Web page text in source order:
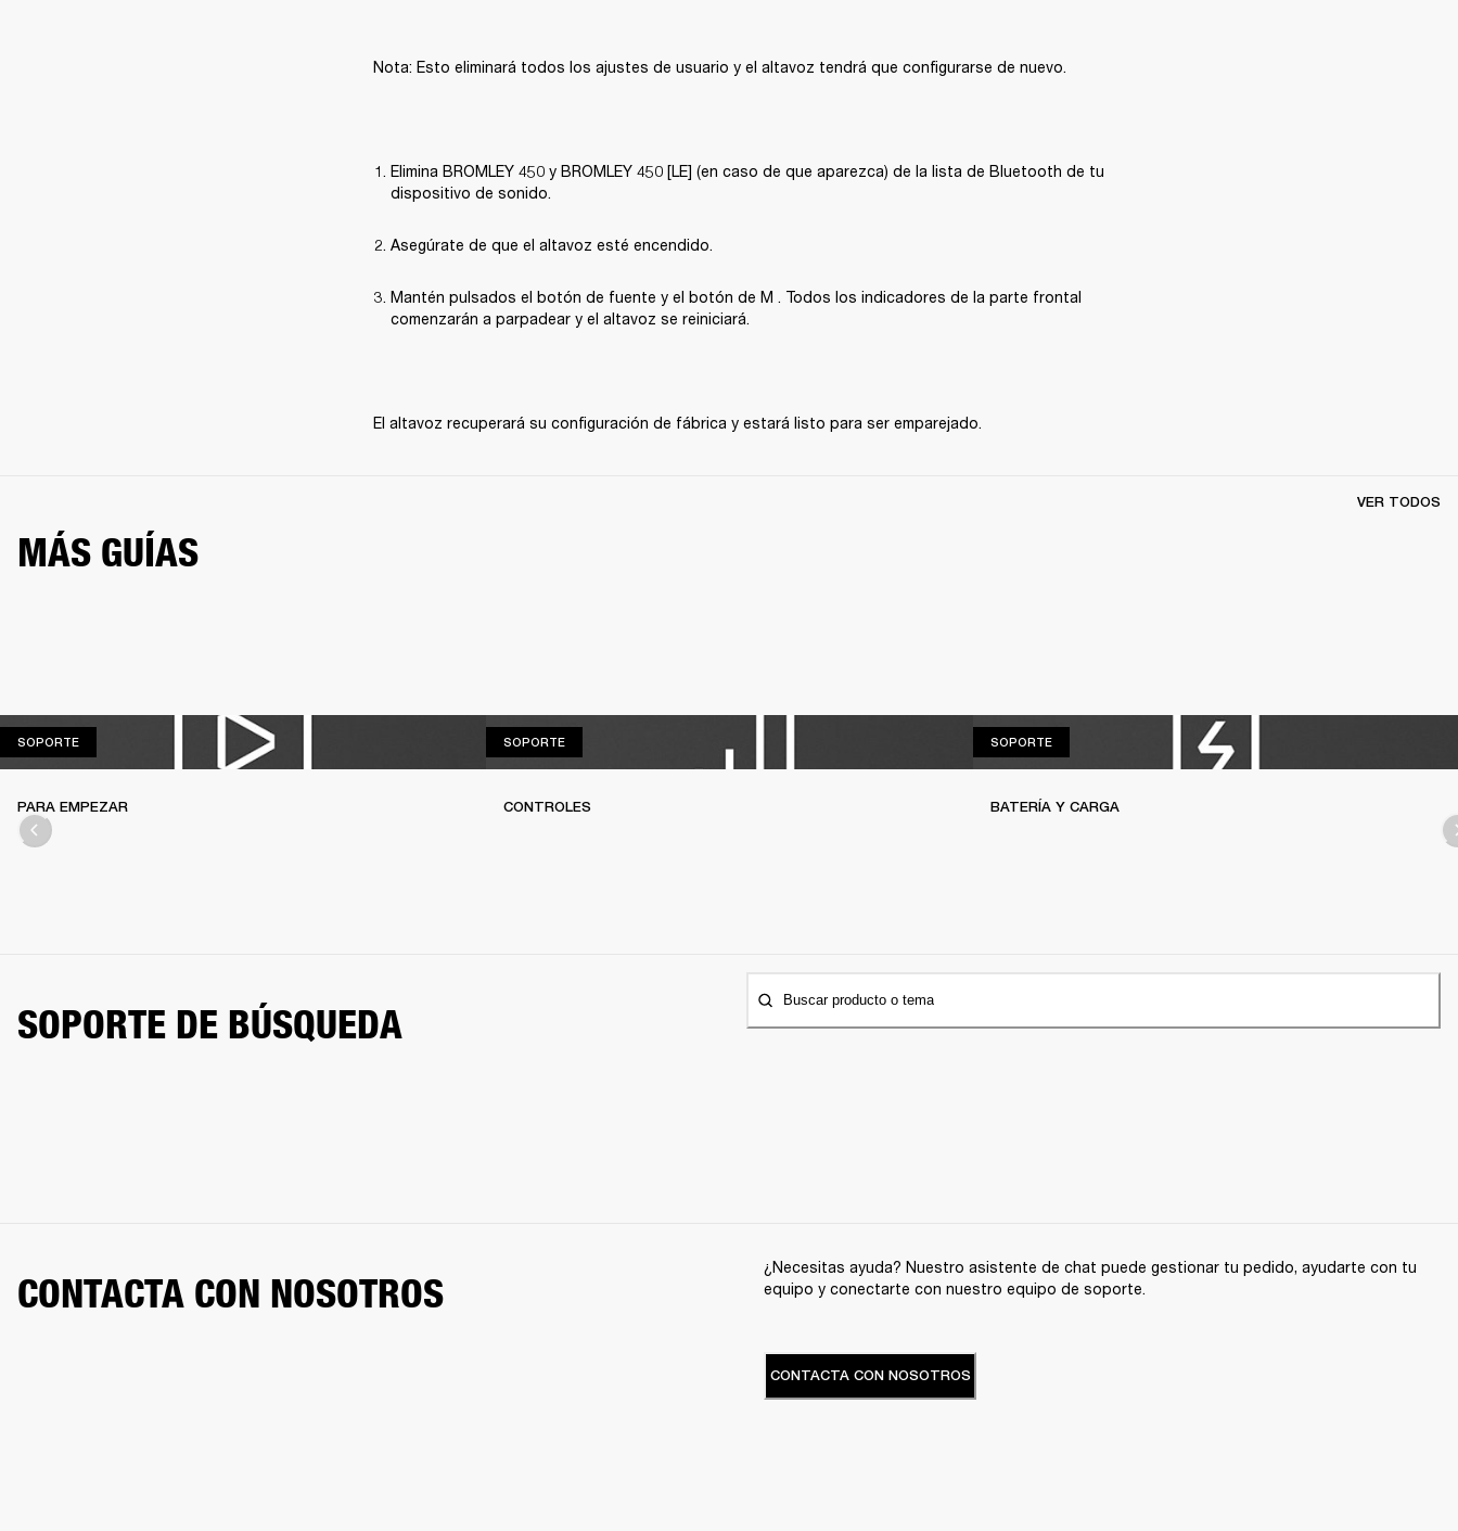
Nota: Esto eliminará todos los ajustes de usuario y el altavoz tendrá que configurarse de nuevo.
Elimina BROMLEY 450 y BROMLEY 450 [LE] (en caso de que aparezca) de la lista de Bluetooth de tu
dispositivo de sonido.
Asegúrate de que el altavoz esté encendido.
Mantén pulsados el botón de fuente y el botón de M . Todos los indicadores de la parte frontal
comenzarán a parpadear y el altavoz se reiniciará.
El altavoz recuperará su configuración de fábrica y estará listo para ser emparejado.
MÁS GUÍAS
VER TODOS
SOPORTESOPORTE
PARA EMPEZAR
SOPORTESOPORTE
CONTROLES
SOPORTESOPORTE
BATERÍA Y CARGA
SOPORTE DE BÚSQUEDA Buscar producto o tema
CONTACTA CON NOSOTROS
¿Necesitas ayuda? Nuestro asistente de chat puede gestionar tu pedido, ayudarte con tu
equipo y conectarte con nuestro equipo de soporte.
CONTACTA CON NOSOTROS